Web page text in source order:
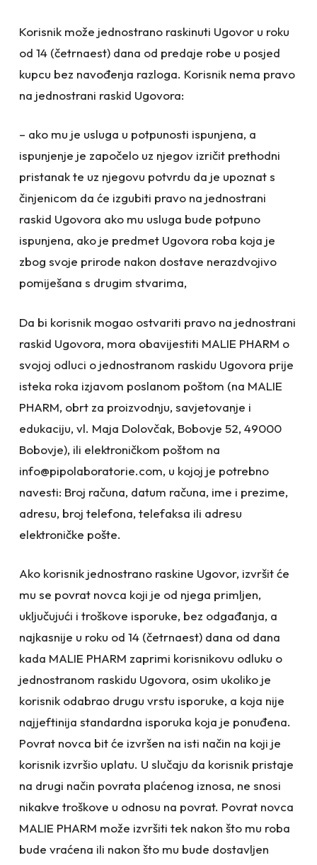
Korisnik može jednostrano raskinuti Ugovor u roku
od 14 (četrnaest) dana od predaje robe u posjed
kupcu bez navođenja razloga. Korisnik nema pravo
na jednostrani raskid Ugovora:
– ako mu je usluga u potpunosti ispunjena, a
ispunjenje je započelo uz njegov izričit prethodni
pristanak te uz njegovu potvrdu da je upoznat s
činjenicom da će izgubiti pravo na jednostrani
raskid Ugovora ako mu usluga bude potpuno
ispunjena, ako je predmet Ugovora roba koja je
zbog svoje prirode nakon dostave nerazdvojivo
pomiješana s drugim stvarima,
Da bi korisnik mogao ostvariti pravo na jednostrani
raskid Ugovora, mora obavijestiti MALIE PHARM o
svojoj odluci o jednostranom raskidu Ugovora prije
isteka roka izjavom poslanom poštom (na MALIE
PHARM, obrt za proizvodnju, savjetovanje i
edukaciju, vl. Maja Dolovčak, Bobovje 52, 49000
Bobovje), ili elektroničkom poštom na
info@pipolaboratorie.com, u kojoj je potrebno
navesti: Broj računa, datum računa, ime i prezime,
adresu, broj telefona, telefaksa ili adresu
elektroničke pošte.
Ako korisnik jednostrano raskine Ugovor, izvršit će
mu se povrat novca koji je od njega primljen,
uključujući i troškove isporuke, bez odgađanja, a
najkasnije u roku od 14 (četrnaest) dana od dana
kada MALIE PHARM zaprimi korisnikovu odluku o
jednostranom raskidu Ugovora, osim ukoliko je
korisnik odabrao drugu vrstu isporuke, a koja nije
najjeftinija standardna isporuka koja je ponuđena.
Povrat novca bit će izvršen na isti način na koji je
korisnik izvršio uplatu. U slučaju da korisnik pristaje
na drugi način povrata plaćenog iznosa, ne snosi
nikakve troškove u odnosu na povrat. Povrat novca
MALIE PHARM može izvršiti tek nakon što mu roba
bude vraćena ili nakon što mu bude dostavljen